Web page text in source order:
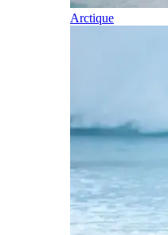
Arctique